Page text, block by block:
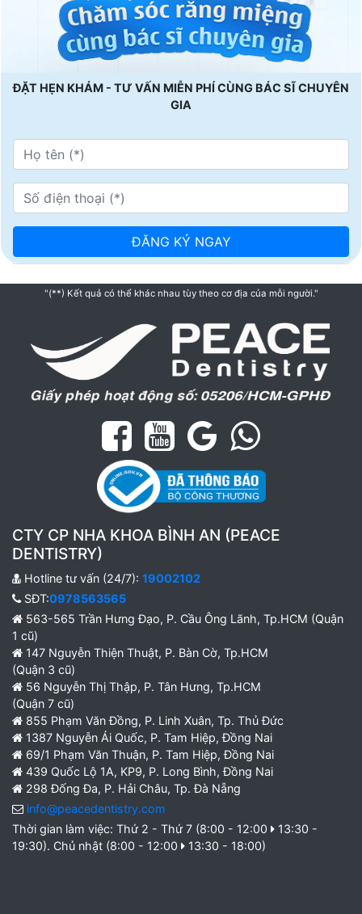
ĐẶT HẸN KHÁM - TƯ VẤN MIỄN PHÍ CÙNG BÁC SĨ CHUYÊN
GIA
"(**) Kết quả có thể khác nhau tùy theo cơ địa của mỗi người."
CTY CP NHA KHOA BÌNH AN (PEACE
DENTISTRY)
Hotline tư vấn (24/7): 19002102
SĐT:0978563565
563-565 Trần Hưng Đạo, P. Cầu Ông Lãnh, Tp.HCM (Quận
1 cũ)
147 Nguyễn Thiện Thuật, P. Bàn Cờ, Tp.HCM
(Quận 3 cũ)
56 Nguyễn Thị Thập, P. Tân Hưng, Tp.HCM
(Quận 7 cũ)
855 Phạm Văn Đồng, P. Linh Xuân, Tp. Thủ Đức
1387 Nguyễn Ái Quốc, P. Tam Hiệp, Đồng Nai
69/1 Phạm Văn Thuận, P. Tam Hiệp, Đồng Nai
439 Quốc Lộ 1A, KP9, P. Long Bình, Đồng Nai
298 Đống Đa, P. Hải Châu, Tp. Đà Nẵng
info@peacedentistry.com
Thời gian làm việc: Thứ 2 - Thứ 7 (8:00 - 12:00
13:30 -
19:30). Chủ nhật (8:00 - 12:00
13:30 - 18:00)